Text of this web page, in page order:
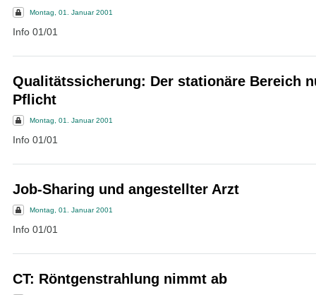
Montag, 01. Januar 2001
Info 01/01
Qualitätssicherung: Der stationäre Bereich
Pflicht
Montag, 01. Januar 2001
Info 01/01
Job-Sharing und angestellter Arzt
Montag, 01. Januar 2001
Info 01/01
CT: Röntgenstrahlung nimmt ab